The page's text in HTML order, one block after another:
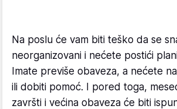
Na poslu će vam biti teško da se
neorganizovani i nećete postići
Imate previše obaveza, a nećete
ili dobiti pomoć. I pored toga,
završti i većina obaveza će biti